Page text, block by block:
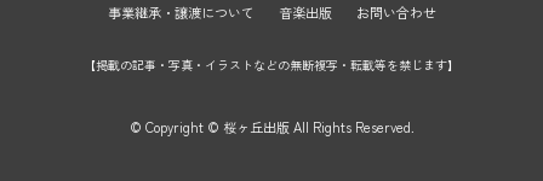
事業継承・譲渡について
音楽出版 お問い合わせ
【掲載の記事・写真・イラストなどの無断複写・転載等を禁じます】
© Copyright © 桜ヶ丘出版 All Rights Reserved.